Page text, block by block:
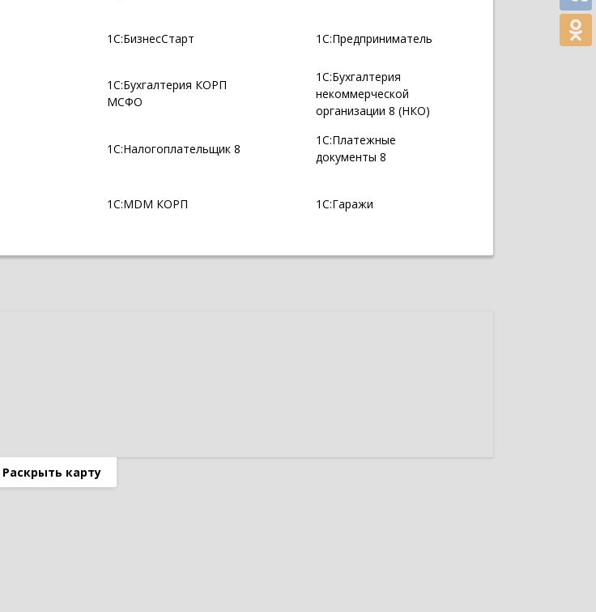
1С:БизнесСтарт 1С:Предприниматель
1С:Бухгалтерия КОРП
МСФО
1С:Бухгалтерия
некоммерческой
организации 8 (НКО)
1С:Налогоплательщик 8
1С:Платежные
документы 8
1С:MDM КОРП 1С:Гаражи
Раскрыть карту